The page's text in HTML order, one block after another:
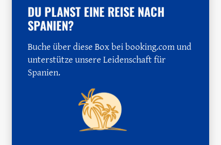
DU PLANST EINE REISE NACH
SPANIEN?
Buche über diese Box bei booking.com und
unterstütze unsere Leidenschaft für
Spanien.